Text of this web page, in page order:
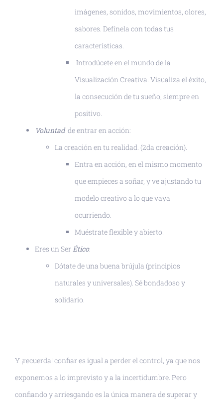
imágenes, sonidos, movimientos, olores,
sabores. Defínela con todas tus
características.
Introdúcete en el mundo de la
Visualización Creativa. Visualiza el éxito,
la consecución de tu sueño, siempre en
positivo.
Voluntad de entrar en acción:
La creación en tu realidad. (2da creación).
Entra en acción, en el mismo momento
que empieces a soñar, y ve ajustando tu
modelo creativo a lo que vaya
ocurriendo.
Muéstrate flexible y abierto.
Eres un Ser Ético:
Dótate de una buena brújula (principios
naturales y universales). Sé bondadoso y
solidario.
Y ¡recuerda! confiar es igual a perder el control, ya que nos
exponemos a lo imprevisto y a la incertidumbre. Pero
confiando y arriesgando es la única manera de superar y